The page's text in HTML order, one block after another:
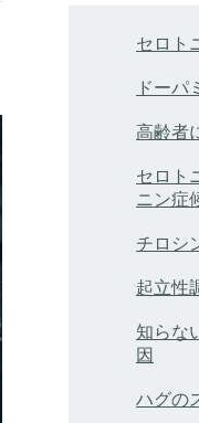
セロト
ドーパ
高齢者
セロト
ニン症
チロシ
起立性
知らな
因
ハグの